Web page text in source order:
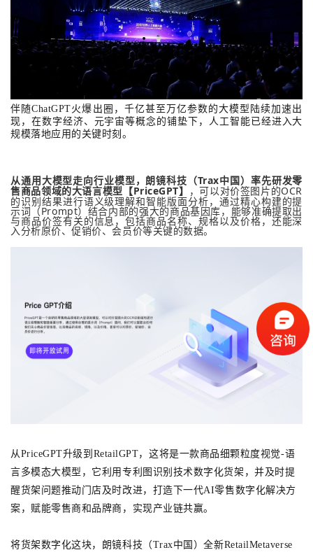
伴随ChatGPT火爆出圈，千亿甚至万亿参数的大模型陆续加速出
现，在数字经济、元宇宙等概念的铺垫下，人工智能已经进入大
规模落地应用的关键时刻。
从通用大模型走向行业模型，朗镜科技（Trax中国）率先研发零
售商品领域的大语言模型【PriceGPT】 ，可以对价签图片的OCR
的识别结果进行语义级理解和智能版面分析，通过精心构建的提
示词（Prompt）结合内部的强大的商品基因库，能够准确提取出
与商品价签有关的信息，包括商品名称、规格以及价格，还能深
入分析原价、促销价、会员价等关键的数据。
从PriceGPT升级到RetailGPT，这将是一款商品细颗粒度视觉-语
言多模态大模型，它利用专利图识别技术数字化货架，并及时提
醒货架问题推动门店及时改进，打造下一代AI零售数字化解决方
案，赋能零售商和品牌商，实现产业链共赢。
将货架数字化这块，朗镜科技（Trax中国）全新RetailMetaverse